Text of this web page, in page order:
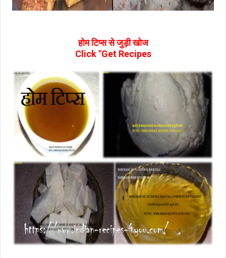
होम टिप्‍स से जुड़ी खोज
Click "Get Recipes